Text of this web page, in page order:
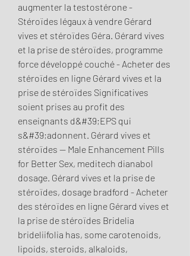
augmenter la testostérone -
Stéroïdes légaux à vendre Gérard
vives et stéroïdes Géra. Gérard vives
et la prise de stéroïdes, programme
force développé couché - Acheter des
stéroïdes en ligne Gérard vives et la
prise de stéroïdes Significatives
soient prises au profit des
enseignants d&#39;EPS qui
s&#39;adonnent. Gérard vives et
stéroïdes — Male Enhancement Pills
for Better Sex, meditech dianabol
dosage. Gérard vives et la prise de
stéroïdes, dosage bradford - Acheter
des stéroïdes en ligne Gérard vives et
la prise de stéroïdes Bridelia
brideliifolia has, some carotenoids,
lipoids, steroids, alkaloids,